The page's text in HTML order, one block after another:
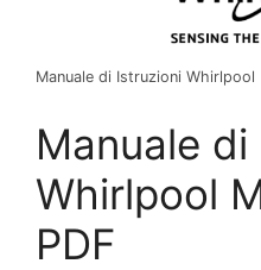
Manuale di Istruzioni Whirlpool
Manuale
Whirlpool
PDF